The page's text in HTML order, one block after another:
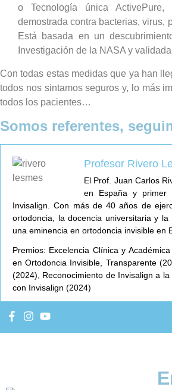
o Tecnología única
demostrada contra bacterias, virus,
Está basada en un
Investigación de la NASA y
Con todas estas medidas que ya han
todos nos sintamos seguros y, lo más
todos los pacientes…
Somos referentes,
Profesor Rivero
El Prof. Juan Carlos
en España y primer
Invisalign. Con más de 40 años de
ortodoncia, la docencia universitaria y
una eminencia en ortodoncia invisible en
Premios: Excelencia Clínica y
en Ortodoncia Invisible, Transparente
(2024), Reconocimiento de Invisalign a
con Invisalign (2024)